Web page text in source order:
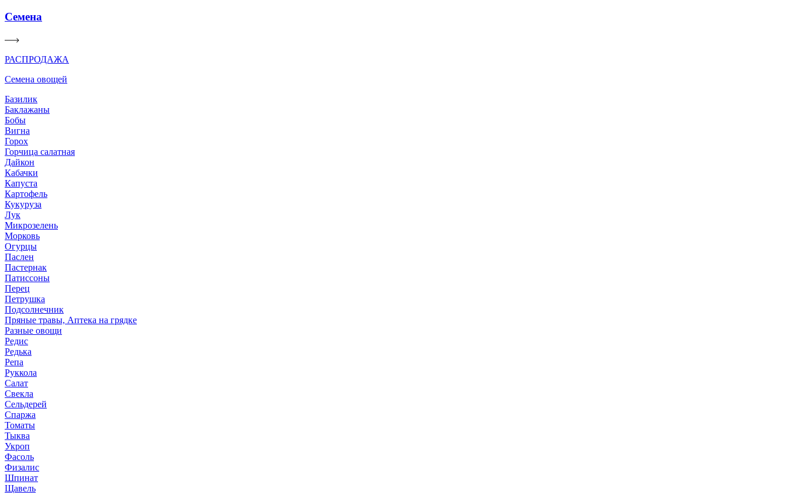
Семена
РАСПРОДАЖА
Семена овощей
Базилик
Баклажаны
Бобы
Вигна
Горох
Горчица салатная
Дайкон
Кабачки
Капуста
Картофель
Кукуруза
Лук
Микрозелень
Морковь
Огурцы
Паслен
Пастернак
Патиссоны
Перец
Петрушка
Подсолнечник
Пряные травы, Аптека на грядке
Разные овощи
Редис
Редька
Репа
Руккола
Салат
Свекла
Сельдерей
Спаржа
Томаты
Тыква
Укроп
Фасоль
Физалис
Шпинат
Щавель